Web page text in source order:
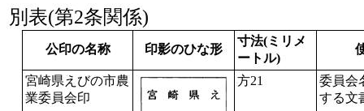
別表(第2条関係)
公印の名称 印影のひな形
寸法(ミリメ
ートル)
宮崎県えびの市農
業委員会印
方21
委員会
する文